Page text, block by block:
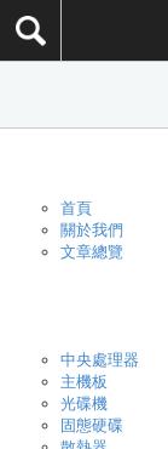
首頁
關於我們
文章總覽
中央處理器
主機板
光碟機
固態硬碟